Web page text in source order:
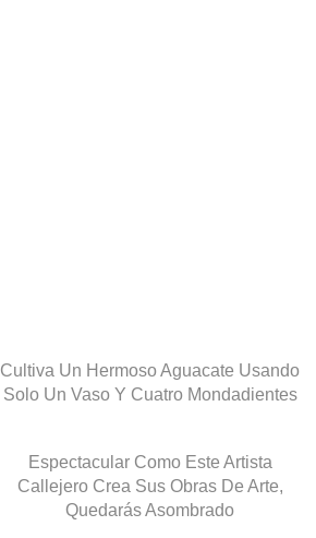
Cultiva Un Hermoso Aguacate Usando
Solo Un Vaso Y Cuatro Mondadientes
Espectacular Como Este Artista
Callejero Crea Sus Obras De Arte,
Quedarás Asombrado